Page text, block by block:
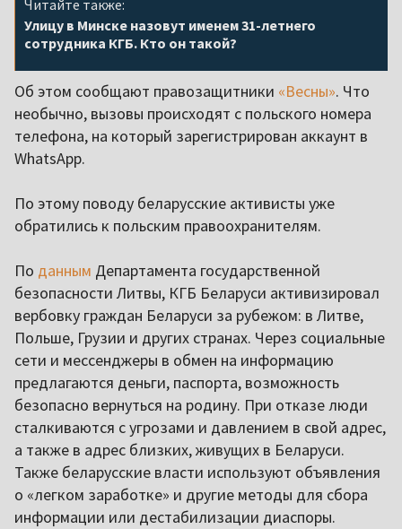
Читайте также:
Улицу в Минске назовут именем 31-летнего
сотрудника КГБ. Кто он такой?
Об этом сообщают правозащитники «Весны». Что
необычно, вызовы происходят с польского номера
телефона, на который зарегистрирован аккаунт в
WhatsApp.
По этому поводу беларусские активисты уже
обратились к польским правоохранителям.
По данным Департамента государственной
безопасности Литвы, КГБ Беларуси активизировал
вербовку граждан Беларуси за рубежом: в Литве,
Польше, Грузии и других странах. Через социальные
сети и мессенджеры в обмен на информацию
предлагаются деньги, паспорта, возможность
безопасно вернуться на родину. При отказе люди
сталкиваются с угрозами и давлением в свой адрес,
а также в адрес близких, живущих в Беларуси.
Также беларусские власти используют объявления
о «легком заработке» и другие методы для сбора
информации или дестабилизации диаспоры.